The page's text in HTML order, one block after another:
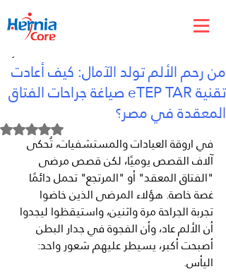
من رحم الألم تولد الآمال: كيف أعادت
تقنية eTEP TAR صياغة جراحات الفتاق
المعقدة في مصر؟
May 25
Rated NaN out of 5 stars.
في اروقة العيادات والمستشفيات، تُحكى
آلاف القصص يوميًا، لكن قصص مرضى
"الفتاق المعقد" أو "المرتجع" تحمل دائمًا
غصة خاصة. هؤلاء المرضى الذين خاضوا
تجربة الجراحة مرة واثنين، واستيقظوا ليجدوا
أن الألم عاد، وأن الفجوة في جدار البطن
أصبحت أكبر، يسيطر عليهم شعور واحد:
اليأس.